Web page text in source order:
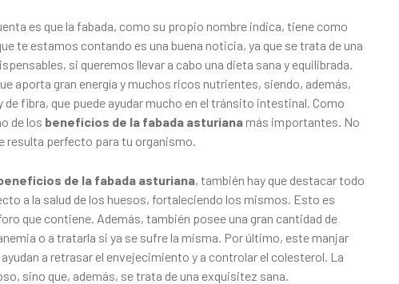
es que la fabada, como su propio nombre indica, tiene como
te estamos contando es una buena noticia, ya que se trata de una
si queremos llevar a cabo una dieta sana y equilibrada.
aporta gran energía y muchos ricos nutrientes, siendo, además,
fibra, que puede ayudar mucho en el tránsito intestinal. Como
de los beneficios de la fabada asturiana más importantes. No
resulta perfecto para tu organismo.
de la fabada asturiana, también hay que destacar todo
a la salud de los huesos, fortaleciendo los mismos. Esto es
que contiene. Además, también posee una gran cantidad de
o a tratarla si ya se sufre la misma. Por último, este manjar
a retrasar el envejecimiento y a controlar el colesterol. La
sino que, además, se trata de una exquisitez sana.